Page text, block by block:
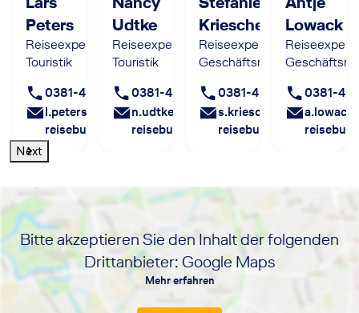
Peters
Reiseexperte
Touristik
0381-458 2015
l.peters@baltic-
reisebuero.de
Udtke
Reiseexpertin
Touristik
0381-458 2013
n.udtke@baltic-
reisebuero.de
Krieschel
Reiseexpertin
Geschäftsreisen
0381-458 2017
s.krieschel@baltic-
reisebuero.de
Lowack
0381-
Next
Bitte akzeptieren Sie den Inhalt der folgenden
Drittanbieter: Google Maps
Mehr erfahren